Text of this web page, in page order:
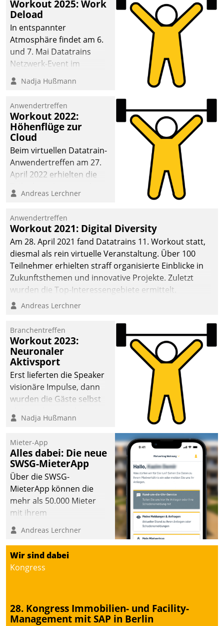
Workout 2025: Work
Deload
In entspannter
Atmosphäre findet am 6.
und 7. Mai Datatrains
Netzwerk-Event im
Kunden- und Partnerkreis
statt. Zentrale Frage: Wie
Mammutprojekte
meistern und Workloads
wuppen – bei zunehmend
anspruchsvollen
Aufgaben und
abnehmendem
Nadja Hußmann
Anwendertreffen
Workout 2022:
Höhenflüge zur
Cloud
Beim virtuellen Datatrain-
Anwendertreffen am 27.
April 2022 erhielten die
Teilnehmer kurzweilige
Cloud-Strategien und -
Lösungen mit hohem
Zukunftspotenzial.
Andreas Lerchner
Anwendertreffen
Workout 2021: Digital Diversity
Am 28. April 2021 fand Datatrains 11. Workout statt,
diesmal als rein virtuelle Veranstaltung. Über 100
Teilnehmer erhielten straff organisierte Einblicke in
Zukunftsthemen und innovative Projekte. Zuletzt
wurden die Top-Interessengebiete ermittelt.
Andreas Lerchner
Branchentreffen
Workout 2023:
Neuronaler
Aktivsport
Erst lieferten die Speaker
visionäre Impulse, dann
wurden die Gäste selbst
methodisch
Quartier. Dazwischen
zeigte Datatrain, was es
Neues zu bieten hat.
Nadja Hußmann
Mieter-App
Alles dabei: Die neue
SWSG-MieterApp
Über die SWSG-
MieterApp können die
mehr als 50.000 Mieter
mit ihrem
Wohnungsunternehmen
kommunizieren, auf dem
Laufenden bleiben, Daten
einsehen und ändern
oder
Uhr.
Andreas Lerchner
Wir sind dabei
Kongress
28. Kongress Immobilien- und Facility-
Management mit SAP in Berlin